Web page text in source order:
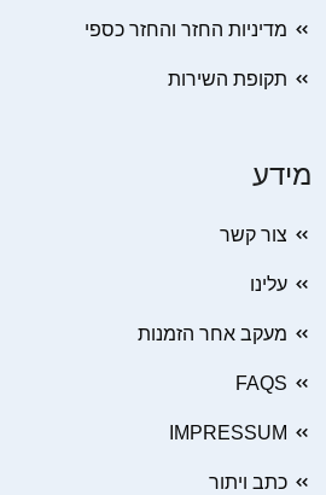
מדיניות החזר והחזר כספי
תקופת השירות
מידע
צור קשר
עלינו
מעקב אחר הזמנות
FAQS
IMPRESSUM
כתב ויתור